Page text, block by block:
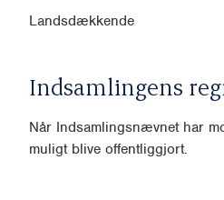
Landsdækkende
Indsamlingens
Når Indsamlingsnævnet har
muligt blive offentliggjort.